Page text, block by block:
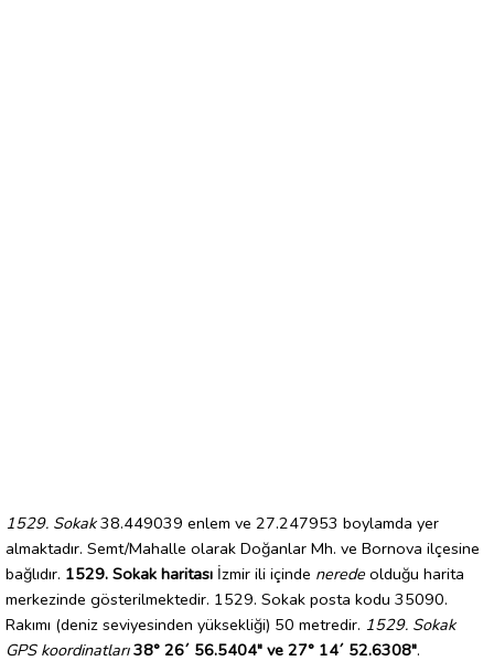
1529. Sokak38.449039 enlem ve 27.247953 boylamda yer
almaktadır. Semt/Mahalle olarak Doğanlar Mh. ve Bornova ilçesine
bağlıdır. 1529. Sokak haritası İzmir ili içinde nerede olduğu harita
merkezinde gösterilmektedir. 1529. Sokak posta kodu 35090.
Rakımı (deniz seviyesinden yüksekliği) 50 metredir. 1529. Sokak
GPS koordinatları 38° 26´ 56.5404" ve 27° 14´ 52.6308".